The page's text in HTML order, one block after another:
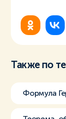
Также по
Формула